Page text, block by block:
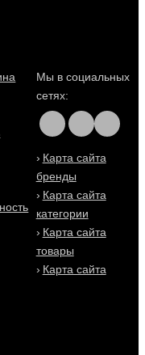
Мы в социальных
сетях:
Карта сайта
бренды
Карта сайта
категории
Карта сайта
товары
Карта сайта